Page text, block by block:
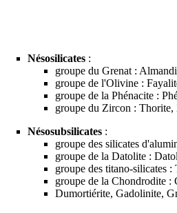
Nésosilicates :
groupe du Grenat :
groupe de l'Olivine :
groupe de la Phénacite :
groupe du Zircon : Thorite,
Nésosubsilicates :
groupe des silicates
groupe de la Datolite :
groupe des titano-silicates :
groupe de la Chondrodite :
Dumortiérite, Gadolinite,